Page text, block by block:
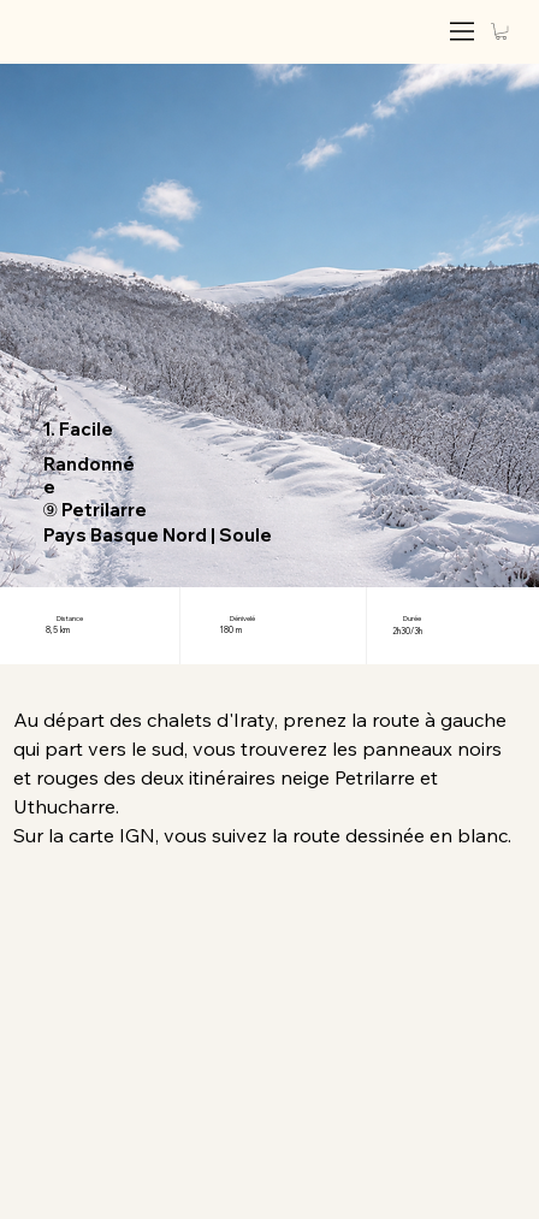
1. Facile
Randonné
e
⑨ Petrilarre
Pays Basque Nord | Soule
Distance
8,5 km
Dénivelé
180 m
Durée
2h30/3h
Au départ des chalets d'Iraty, prenez la route à gauche
qui part vers le sud, vous trouverez les panneaux noirs
et rouges des deux itinéraires neige Petrilarre et
Uthucharre.
Sur la carte IGN, vous suivez la route dessinée en blanc.